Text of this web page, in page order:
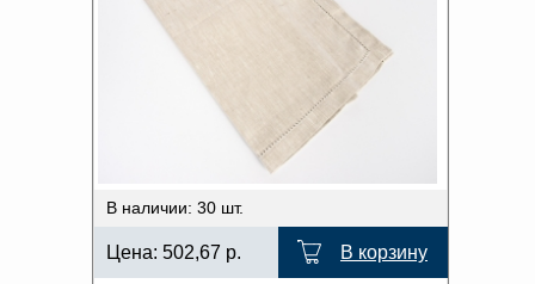
В наличии: 30 шт.
Цена: 502,67 р. В корзину